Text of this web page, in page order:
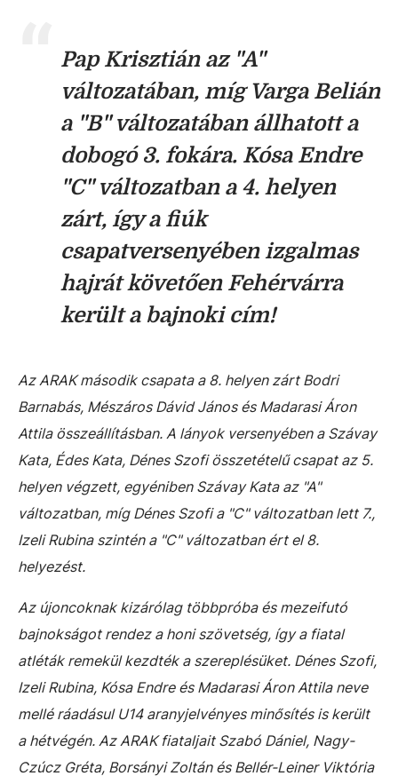
Pap Krisztián az "A"
változatában, míg Varga Belián
a "B" változatában állhatott a
dobogó 3. fokára. Kósa Endre
"C" változatban a 4. helyen
zárt, így a fiúk
csapatversenyében izgalmas
hajrát követően Fehérvárra
került a bajnoki cím!
Az ARAK második csapata a 8. helyen zárt Bodri
Barnabás, Mészáros Dávid János és Madarasi Áron
Attila összeállításban. A lányok versenyében a Szávay
Kata, Édes Kata, Dénes Szofi összetételű csapat az 5.
helyen végzett, egyéniben Szávay Kata az "A"
változatban, míg Dénes Szofi a "C" változatban lett 7.,
Izeli Rubina szintén a "C" változatban ért el 8.
helyezést.
Az újoncoknak kizárólag többpróba és mezeifutó
bajnokságot rendez a honi szövetség, így a fiatal
atléták remekül kezdték a szereplésüket. Dénes Szofi,
Izeli Rubina, Kósa Endre és Madarasi Áron Attila neve
mellé ráadásul U14 aranyjelvényes minősítés is került
a hétvégén. Az ARAK fiataljait Szabó Dániel, Nagy-
Czúcz Gréta, Borsányi Zoltán és Bellér-Leiner Viktória